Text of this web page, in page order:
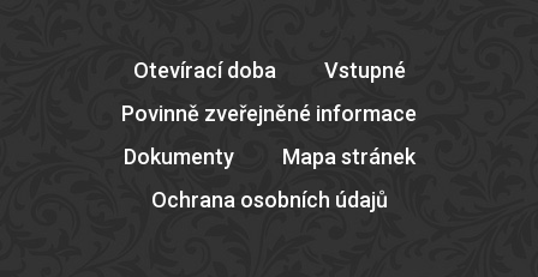
Otevírací doba
Vstupné
Povinně zveřejněné informace
Dokumenty
Mapa stránek
Ochrana osobních údajů